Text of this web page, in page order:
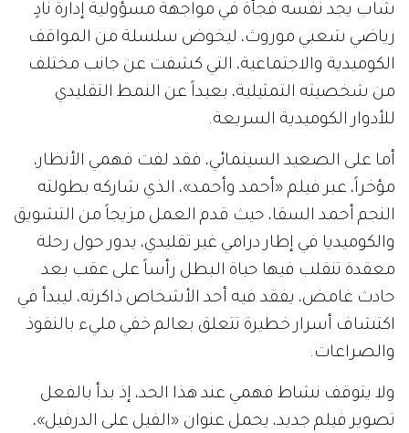
شاب يجد نفسه فجأة في مواجهة مسؤولية إدارة نادٍ
رياضي شعبي موروث، ليخوض سلسلة من المواقف
الكوميدية والاجتماعية، التي كشفت عن جانب مختلف
من شخصيته التمثيلية، بعيداً عن النمط التقليدي
للأدوار الكوميدية السريعة.
أما على الصعيد السينمائي، فقد لفت فهمي الأنظار،
مؤخراً، عبر فيلم «أحمد وأحمد»، الذي شاركه بطولته
النجم أحمد السقا، حيث قدم العمل مزيجاً من التشويق
والكوميديا في إطار درامي غير تقليدي، يدور حول رحلة
معقدة تنقلب فيها حياة البطل رأساً على عقب بعد
حادث غامض، يفقد فيه أحد الأشخاص ذاكرته، ليبدأ في
اكتشاف أسرار خطيرة تتعلق بعالم خفي مليء بالنفوذ
والصراعات.
ولا يتوقف نشاط فهمي عند هذا الحد، إذ بدأ بالفعل
تصوير فيلم جديد، يحمل عنوان «الفيل على الدرفيل»،